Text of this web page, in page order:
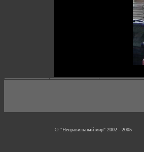
© "Неправильный мир" 2002 - 2005